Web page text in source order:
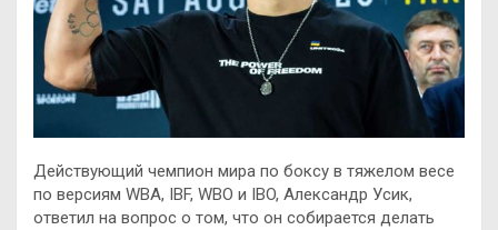
Действующий чемпион мира по боксу в тяжелом весе
по версиям WBA, IBF, WBO и IBO, Александр Усик,
ответил на вопрос о том, что он собирается делать